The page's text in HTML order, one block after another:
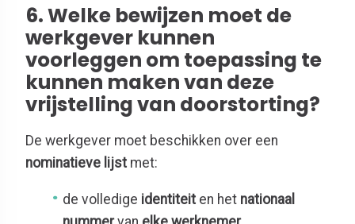
6. Welke bewijzen moet de
werkgever kunnen
voorleggen om toepassing te
kunnen maken van deze
vrijstelling van doorstorting?
De werkgever moet beschikken over een
nominatieve lijst met:
de volledige identiteit en het nationaal